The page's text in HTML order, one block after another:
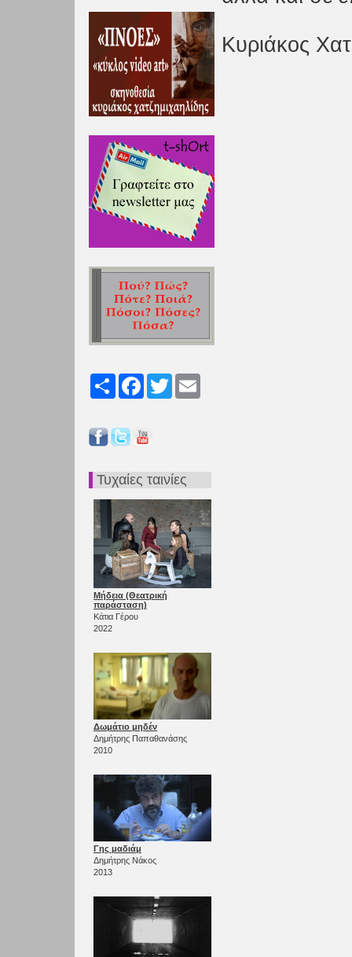
Share FacebookTwitter
Τυχαίες ταινίες
Μήδεια (Θεατρική
παράσταση)
Κάτια Γέρου
2022
Δωμάτιο μηδέν
Δημήτρης Παπαθανάσης
2010
Γης μαδιάμ
Δημήτρης Νάκος
2013
Κυριάκος